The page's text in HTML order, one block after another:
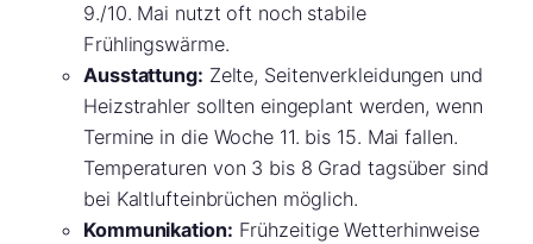
9./10. Mai nutzt oft noch stabile
Frühlingswärme.
Ausstattung: Zelte, Seitenverkleidungen und
Heizstrahler sollten eingeplant werden, wenn
Termine in die Woche 11. bis 15. Mai fallen.
Temperaturen von 3 bis 8 Grad tagsüber sind
bei Kaltlufteinbrüchen möglich.
Kommunikation: Frühzeitige Wetterhinweise